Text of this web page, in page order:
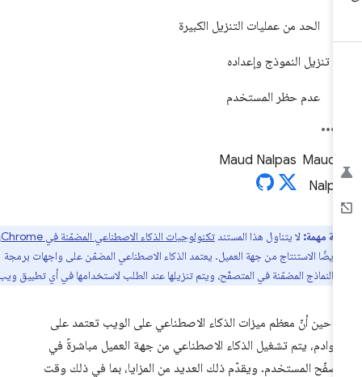
الحد من عمليات التنزيل الكبيرة
تنزيل النموذج وإعداده
عدم حظر المستخدم
Maud Nalpas
مهمة:لا يتناول هذا المستندتكنولوجيات الذكاء الاصطناعي المضمّنة في Chrome
،
أيضًا الاستنتاج من جهة العميل. يعتمد الذكاء الاصطناعي المضمّن على واجهات برمجة
والنماذج المضمّنة في المتصفّح، ويتم تنزيلها عند الطلب لاستخدامها في أي تطبيق ويب.
حين أنّ معظم ميزات الذكاء الاصطناعي على الويب تعتمد على
يتم تشغيل الذكاء الاصطناعي من جهة العميل مباشرةً في
المستخدم. ويقدّم ذلك العديد من المزايا، بما في ذلك وقت